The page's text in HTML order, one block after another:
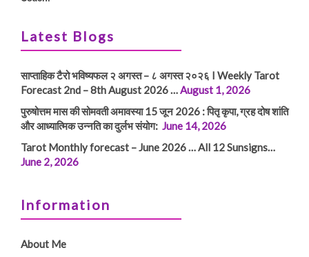
Latest Blogs
साप्ताहिक टैरो भविष्यफल २ अगस्त – ८ अगस्त २०२६ I Weekly Tarot
Forecast 2nd – 8th August 2026 …August 1, 2026
पुरुषोत्तम मास की सोमवती अमावस्या 15 जून 2026 : पितृ कृपा, ग्रह दोष शांति
और आध्यात्मिक उन्नति का दुर्लभ संयोग: June 14, 2026
Tarot Monthly forecast – June 2026 … All 12 Sunsigns…
June 2, 2026
Information
About Me